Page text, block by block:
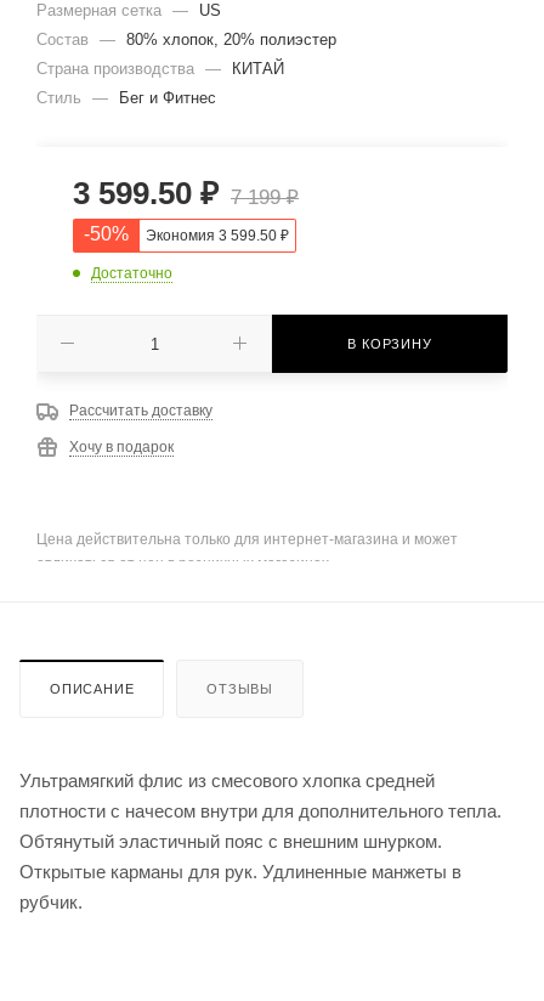
Размерная сетка —
US
Состав
— 80% хлопок, 20% полиэстер
Страна производства —
КИТАЙ
Стиль
— Бег и Фитнес
3 599.50 ₽ 7 199₽
-50% Экономия 3 599.50 ₽
Достаточно
В КОРЗИНУ
Рассчитать доставку
Хочу в подарок
Цена действительна только для интернет-магазина и может
отличаться от цен в розничных магазинах
ОПИСАНИЕ ОТЗЫВЫ
Ультрамягкий флис из смесового хлопка средней
плотности с начесом внутри для дополнительного тепла.
Обтянутый эластичный пояс с внешним шнурком.
Открытые карманы для рук. Удлиненные манжеты в
рубчик.